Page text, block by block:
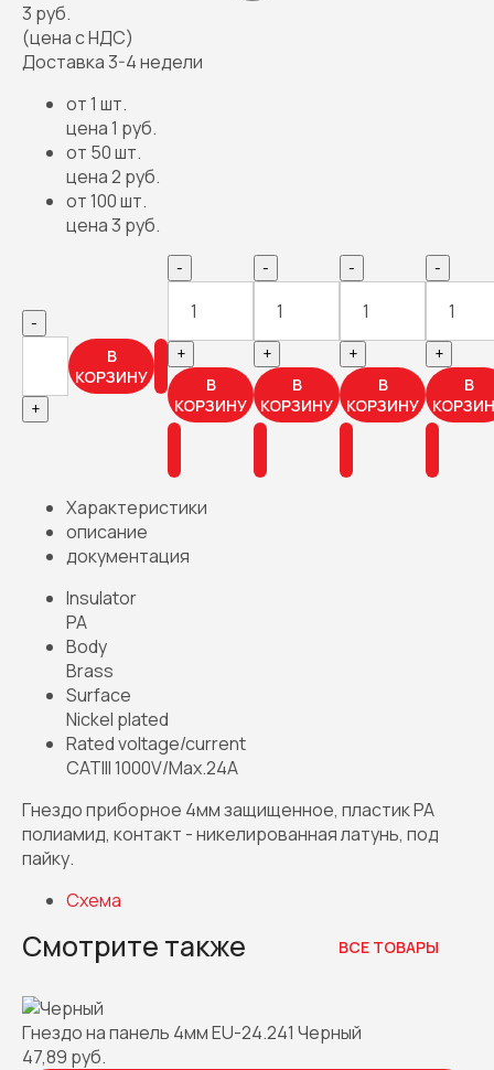
3 руб.
(цена с НДС)
Доставка 3-4 недели
от 1 шт.
цена 1 руб.
от 50 шт.
цена 2 руб.
от 100 шт.
цена 3 руб.
-
+
В
КОРЗИНУ
-
+
В
КОРЗИНУ
-
+
В
КОРЗИНУ
-
+
В
КОРЗИНУ
-
+
В
Характеристики
описание
документация
Insulator
PA
Body
Brass
Surface
Nickel plated
Rated voltage/current
CATIII 1000V/Max.24A
Гнездо приборное 4мм защищенное, пластик PA
полиамид, контакт - никелированная латунь, под
пайку.
Схема
Смотрите также ВСЕ ТОВАРЫ
Гнездо на панель 4мм EU-24.241 Черный
47,89 руб.